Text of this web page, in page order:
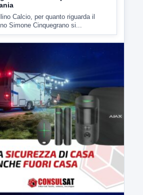
conteso da Spezia e
Calcio, per quanto riguarda il
Simone Cinquegrano si...